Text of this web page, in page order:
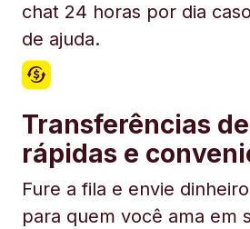
chat 24 horas por dia
de ajuda.
Transferências
rápidas e
Fure a fila e envie
para quem você ama em